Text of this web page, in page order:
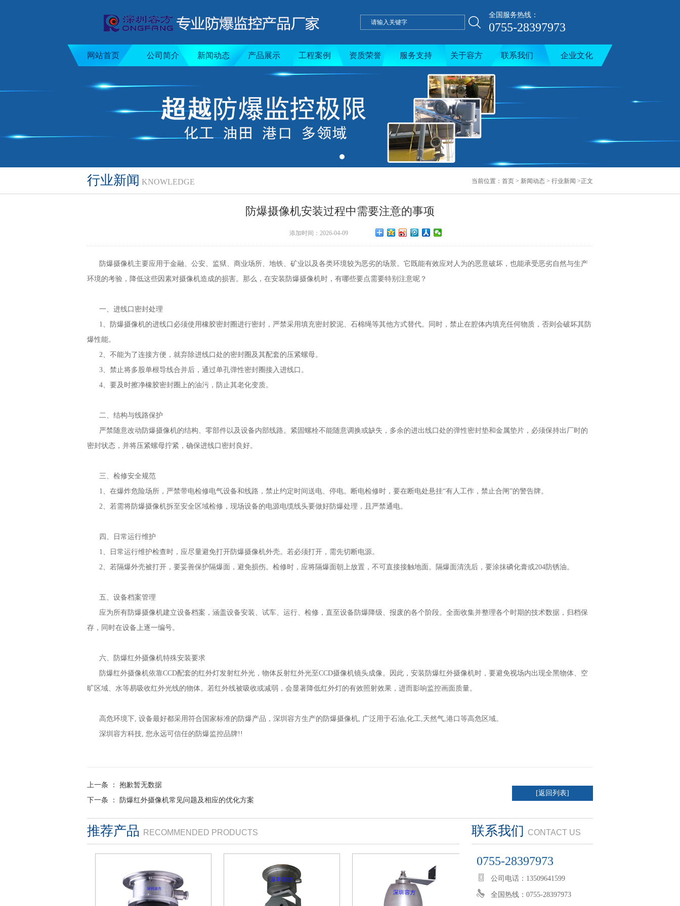
全国服务热线：
0755-28397973
网站首页 公司简介 新闻动态 产品展示 工程案例 资质荣誉 服务支持 关于容方 联系我们 企业文化
行业新闻 KNOWLEDGE 当前位置： 首页 > 新闻动态 > 行业新闻 >正文
防爆摄像机安装过程中需要注意的事项
添加时间：2026-04-09
防爆摄像机主要应用于金融、公安、监狱、商业场所、地铁、矿业以及各类环境较为恶劣的场景。它既能有效应对人为的恶意破坏，也能承受恶劣自然与生产
环境的考验，降低这些因素对摄像机造成的损害。那么，在安装防爆摄像机时，有哪些要点需要特别注意呢？
一、进线口密封处理
1、防爆摄像机的进线口必须使用橡胶密封圈进行密封，严禁采用填充密封胶泥、石棉绳等其他方式替代。同时，禁止在腔体内填充任何物质，否则会破坏其防
爆性能。
2、不能为了连接方便，就弃除进线口处的密封圈及其配套的压紧螺母。
3、禁止将多股单根导线合并后，通过单孔弹性密封圈接入进线口。
4、要及时擦净橡胶密封圈上的油污，防止其老化变质。
二、结构与线路保护
严禁随意改动防爆摄像机的结构、零部件以及设备内部线路。紧固螺栓不能随意调换或缺失，多余的进出线口处的弹性密封垫和金属垫片，必须保持出厂时的
密封状态，并将压紧螺母拧紧，确保进线口密封良好。
三、检修安全规范
1、在爆炸危险场所，严禁带电检修电气设备和线路，禁止约定时间送电、停电。断电检修时，要在断电处悬挂“有人工作，禁止合闸”的警告牌。
2、若需将防爆摄像机拆至安全区域检修，现场设备的电源电缆线头要做好防爆处理，且严禁通电。
四、日常运行维护
1、日常运行维护检查时，应尽量避免打开防爆摄像机外壳。若必须打开，需先切断电源。
2、若隔爆外壳被打开，要妥善保护隔爆面，避免损伤。检修时，应将隔爆面朝上放置，不可直接接触地面。隔爆面清洗后，要涂抹磷化膏或204防锈油。
五、设备档案管理
应为所有防爆摄像机建立设备档案，涵盖设备安装、试车、运行、检修，直至设备防爆降级、报废的各个阶段。全面收集并整理各个时期的技术数据，归档保
存，同时在设备上逐一编号。
六、防爆红外摄像机特殊安装要求
防爆红外摄像机依靠CCD配套的红外灯发射红外光，物体反射红外光至CCD摄像机镜头成像。因此，安装防爆红外摄像机时，要避免视场内出现全黑物体、空
旷区域、水等易吸收红外光线的物体。若红外线被吸收或减弱，会显著降低红外灯的有效照射效果，进而影响监控画面质量。
高危环境下, 设备最好都采用符合国家标准的防爆产品，深圳容方生产的防爆摄像机, 广泛用于石油,化工,天然气,港口等高危区域。
深圳容方科技, 您永远可信任的防爆监控品牌!!
上一条 ： 抱歉暂无数据
下一条 ：
防爆红外摄像机常见问题及相应的优化方案
[返回列表]
推荐产品 RECOMMENDED PRODUCTS 联系我们 CONTACT US
0755-28397973
公司电话：13509641599
全国热线：0755-28397973